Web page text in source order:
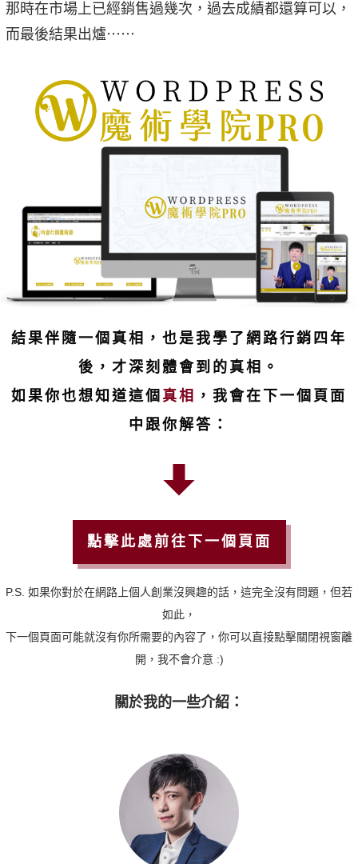
那時在市場上已經銷售過幾次，過去成績都還算可以，
而最後結果出爐⋯⋯
結果伴隨一個真相，也是我學了網路行銷四年
後，才深刻體會到的真相。
如果你也想知道這個 真相 ，我會在下一個頁面
中跟你解答：
點擊此處前往下一個頁面
P.S. 如果你對於在網路上個人創業沒興趣的話，這完全沒有問題，但若
如此，
下一個頁面可能就沒有你所需要的內容了，你可以直接點擊關閉視窗離
開，我不會介意 :)
關於我的一些介紹：